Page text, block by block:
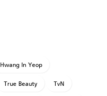
Hwang In Yeop
True Beauty
TvN